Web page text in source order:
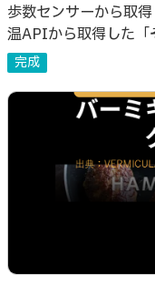
歩数センサーから取
温APIから取得した「
せ、AIが使用者に最
ば、運動量が多い日に
完成